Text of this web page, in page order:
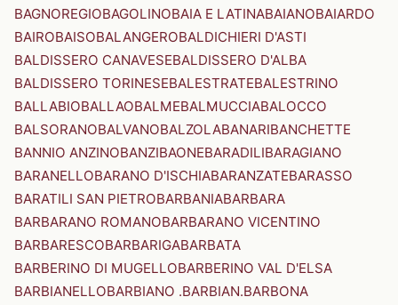
BAGNOREGIOBAGOLINOBAIA E LATINABAIANOBAIARDO
BAIROBAISOBALANGEROBALDICHIERI D'ASTI
BALDISSERO CANAVESEBALDISSERO D'ALBA
BALDISSERO TORINESEBALESTRATEBALESTRINO
BALLABIOBALLAOBALMEBALMUCCIABALOCCO
BALSORANOBALVANOBALZOLABANARIBANCHETTE
BANNIO ANZINOBANZIBAONEBARADILIBARAGIANO
BARANELLOBARANO D'ISCHIABARANZATEBARASSO
BARATILI SAN PIETROBARBANIABARBARA
BARBARANO ROMANOBARBARANO VICENTINO
BARBARESCOBARBARIGABARBATA
BARBERINO DI MUGELLOBARBERINO VAL D'ELSA
BARBIANELLOBARBIANO .BARBIAN.BARBONA